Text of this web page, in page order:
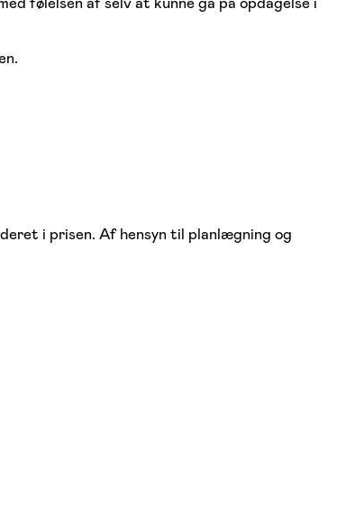
i prisen. Af hensyn til planlægning og